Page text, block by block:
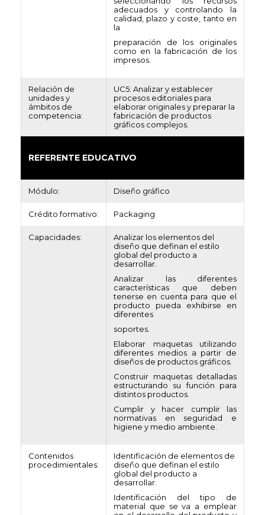
adecuados y controlando la
calidad, plazo y coste, tanto en
la
preparación de los originales
como en la fabricación de los
impresos.
Relación de
unidades y
ámbitos de
competencia:
UC5: Analizar y establecer
procesos editoriales para
elaborar originales y preparar la
fabricación de productos
gráficos complejos.
REFERENTE EDUCATIVO
Módulo: Diseño gráfico
Crédito formativo: Packaging
Capacidades:
Analizar los elementos del
diseño que definan el estilo
global del producto a
desarrollar.
Analizar las diferentes
características que deben
tenerse en cuenta para que el
producto pueda exhibirse en
diferentes
soportes.
Elaborar maquetas utilizando
diferentes medios a partir de
diseños de productos gráficos.
Construir maquetas detalladas
estructurando su función para
distintos productos.
Cumplir y hacer cumplir las
normativas en seguridad e
higiene y medio ambiente.
Contenidos
procedimientales:
Identificación de elementos de
diseño que definan el estilo
global del producto a
desarrollar.
Identificación del tipo de
material que se va a emplear